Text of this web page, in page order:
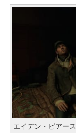
エイデン・ピアー